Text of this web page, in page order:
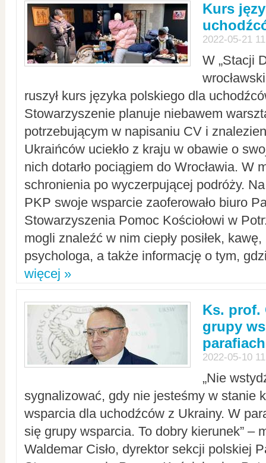
Kurs
2022-05-21
W „Stacji
ruszył kurs języka polskiego dla
Stowarzyszenie planuje niebawem
potrzebującym w napisaniu CV i
Ukraińców uciekło z kraju w obawie o
nich dotarło pociągiem do Wrocławia. W
schronienia po wyczerpującej podróży.
PKP swoje wsparcie zaoferowało biuro
Stowarzyszenia Pomoc Kościołowi w
mogli znaleźć w nim ciepły posiłek,
psychologa, a także informację o tym,
więcej »
Ks. prof.
grupy
parafiach
2022-05-10
„Nie
sygnalizować, gdy nie jesteśmy w stanie
wsparcia dla uchodźców z Ukrainy. W
się grupy wsparcia. To dobry kierunek” –
Waldemar Cisło, dyrektor sekcji polskiej